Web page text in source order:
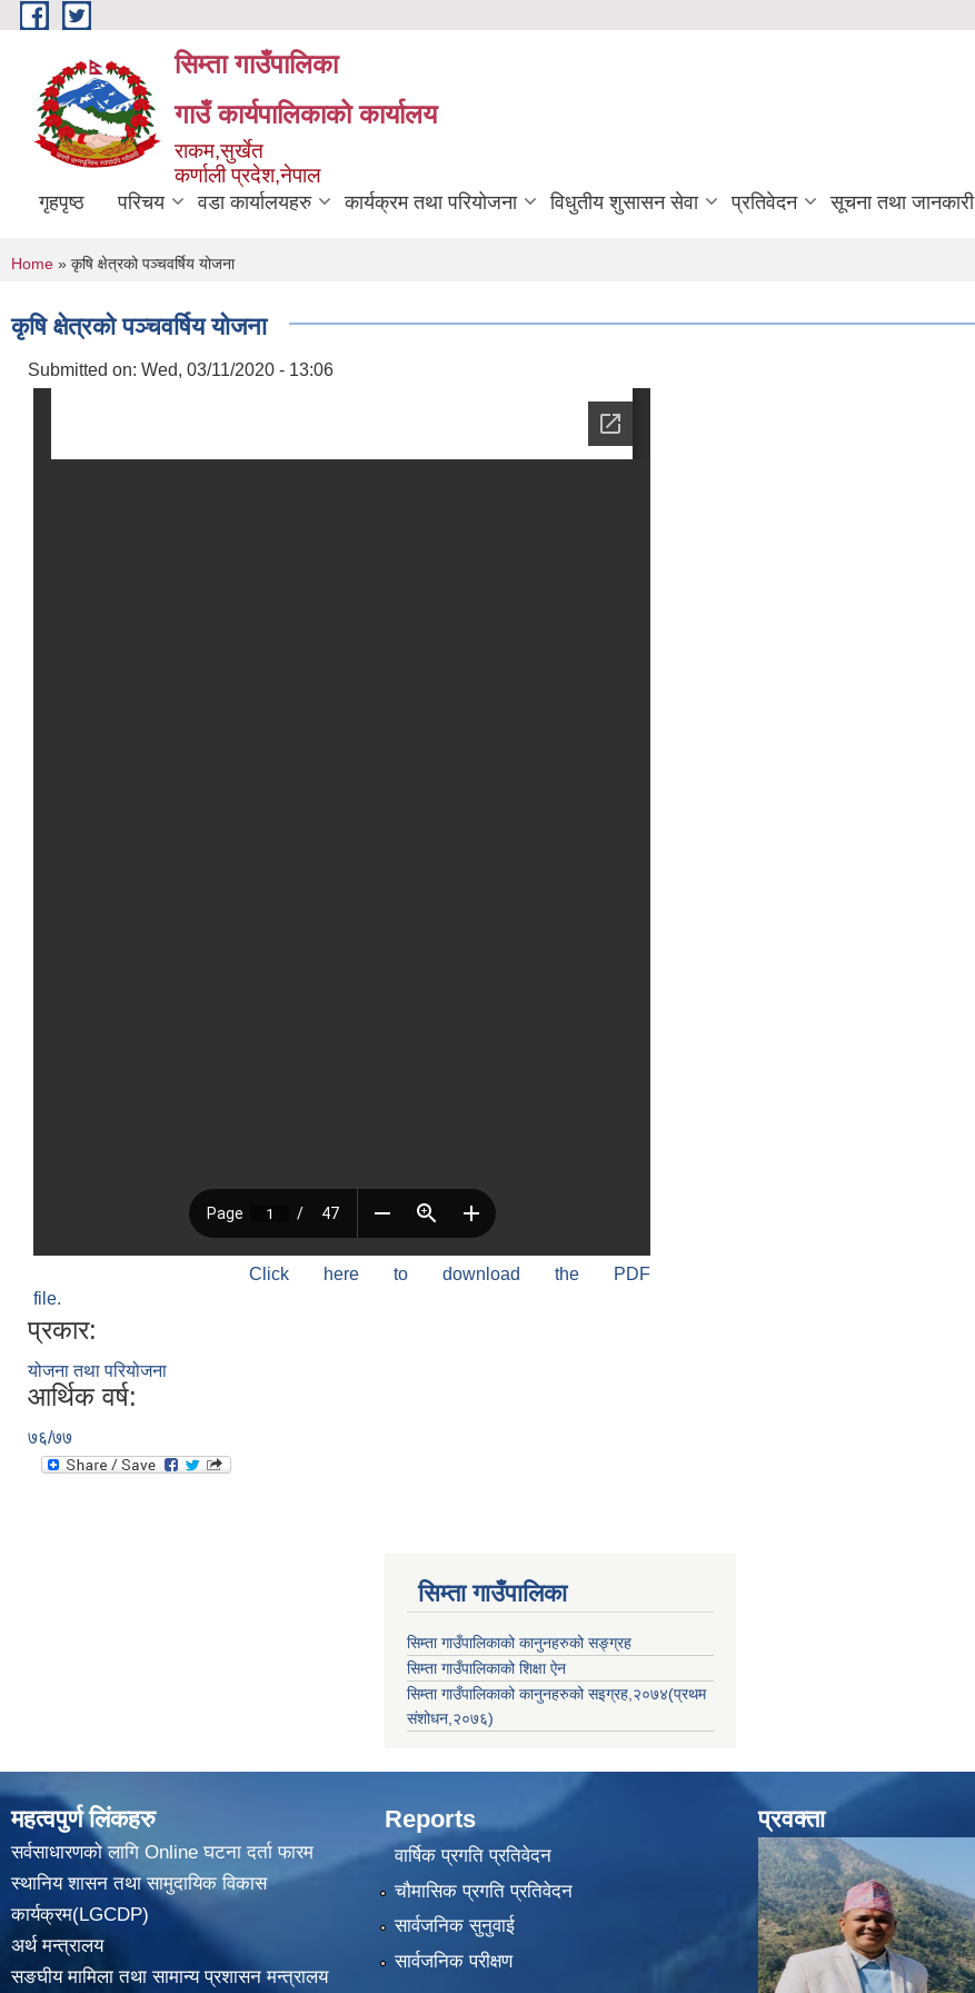
Skip to main content
सिम्ता गाउँपालिका
गाउँ कार्यपालिकाको कार्यालय
राकम,सुर्खेत
कर्णाली प्रदेश,नेपाल
गृहपृष्ठ परिचय वडा कार्यालयहरु कार्यक्रम तथा परियोजना विधुतीय शुसासन सेवा प्रतिवेदन सूचना तथा जानकारी
You are here
Home » कृषि क्षेत्रको पञ्चवर्षिय योजना
कृषि क्षेत्रको पञ्चवर्षिय योजना
Submitted on: Wed, 03/11/2020 - 13:06
Click here to download the PDF
file.
प्रकार:
योजना तथा परियोजना
आर्थिक वर्ष:
७६/७७
सिम्ता गाउँपालिका
सिम्ता गाउँपालिकाको कानुनहरुको सङ्ग्रह
सिम्ता गाउँपालिकाको शिक्षा ऐन
सिम्ता गाउँपालिकाको कानुनहरुको सइग्रह,२०७४(प्रथम
संशोधन,२०७६)
महत्वपुर्ण लिंकहरु
सर्वसाधारणको लागि Online घटना दर्ता फारम
स्थानिय शासन तथा सामुदायिक विकास
कार्यक्रम(LGCDP)
अर्थ मन्त्रालय
सङघीय मामिला तथा सामान्य प्रशासन मन्त्रालय
Reports
वार्षिक प्रगति प्रतिवेदन
चौमासिक प्रगति प्रतिवेदन
सार्वजनिक सुनुवाई
सार्वजनिक परीक्षण
प्रवक्ता